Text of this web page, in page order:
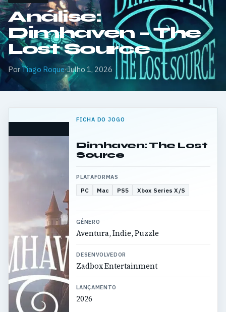
Análise:
Dimhaven – The
Lost Source
PorTiago Roque·Julho 1, 2026
FICHA DO JOGO
Dimhaven: The Lost
Source
PLATAFORMAS
PC Mac PS5 Xbox Series X/S
GÉNERO
Aventura, Indie, Puzzle
DESENVOLVEDOR
Zadbox Entertainment
LANÇAMENTO
2026